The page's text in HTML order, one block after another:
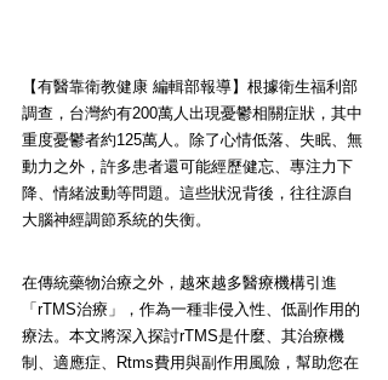
【有醫靠衛教健康 編輯部報導】根據衛生福利部
調查，台灣約有200萬人出現憂鬱相關症狀，其中
重度憂鬱者約125萬人。除了心情低落、失眠、無
動力之外，許多患者還可能經歷健忘、專注力下
降、情緒波動等問題。這些狀況背後，往往源自
大腦神經調節系統的失衡。
在傳統藥物治療之外，越來越多醫療機構引進
「rTMS治療」，作為一種非侵入性、低副作用的
療法。本文將深入探討rTMS是什麼、其治療機
制、適應症、Rtms費用與副作用風險，幫助您在